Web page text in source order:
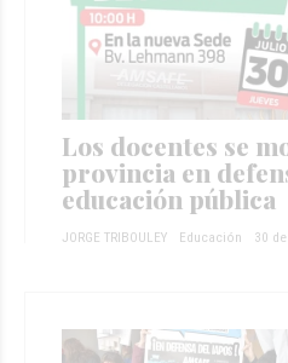
Los docentes se
provincia en
educación pública
JORGE TRIBOULEY Educación 30